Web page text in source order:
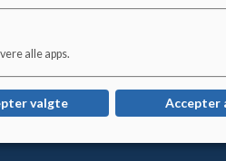
alle apps.
valgte Accepter